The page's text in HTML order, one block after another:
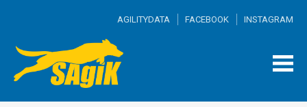
AGILITYDATA FACEBOOK INSTAGRAM